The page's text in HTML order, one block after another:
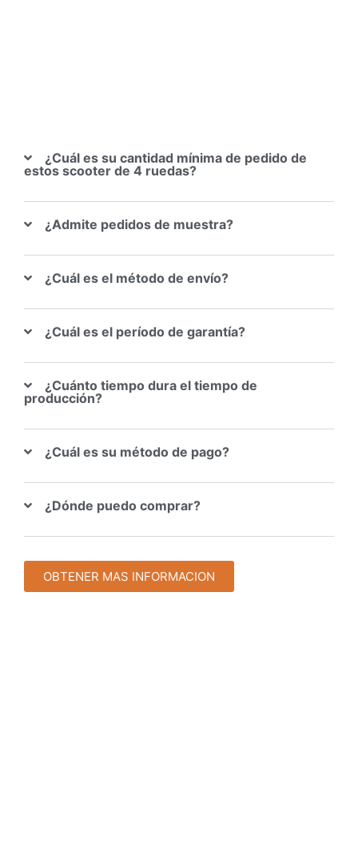
¿Cuál es su cantidad mínima de pedido de
estos scooter de 4 ruedas?
¿Admite pedidos de muestra?
¿Cuál es el método de envío?
¿Cuál es el período de garantía?
¿Cuánto tiempo dura el tiempo de
producción?
¿Cuál es su método de pago?
¿Dónde puedo comprar?
OBTENER MAS INFORMACION